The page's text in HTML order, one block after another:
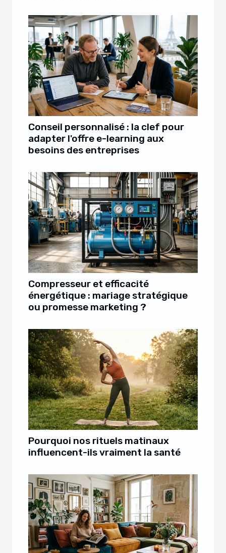
Conseil personnalisé : la clef pour
adapter l'offre e-learning aux
besoins des entreprises
Compresseur et efficacité
énergétique : mariage stratégique
ou promesse marketing ?
Pourquoi nos rituels matinaux
influencent-ils vraiment la santé